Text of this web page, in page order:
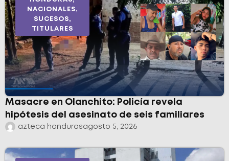
NACIONALES,
SUCESOS,
TITULARES
Masacre en Olanchito: Policía revela
hipótesis del asesinato de seis familiares
azteca hondurasagosto 5, 2026